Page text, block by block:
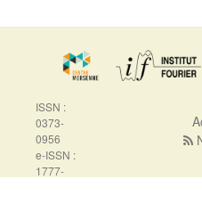
ISSN :
0373-
0956
e-ISSN :
1777-